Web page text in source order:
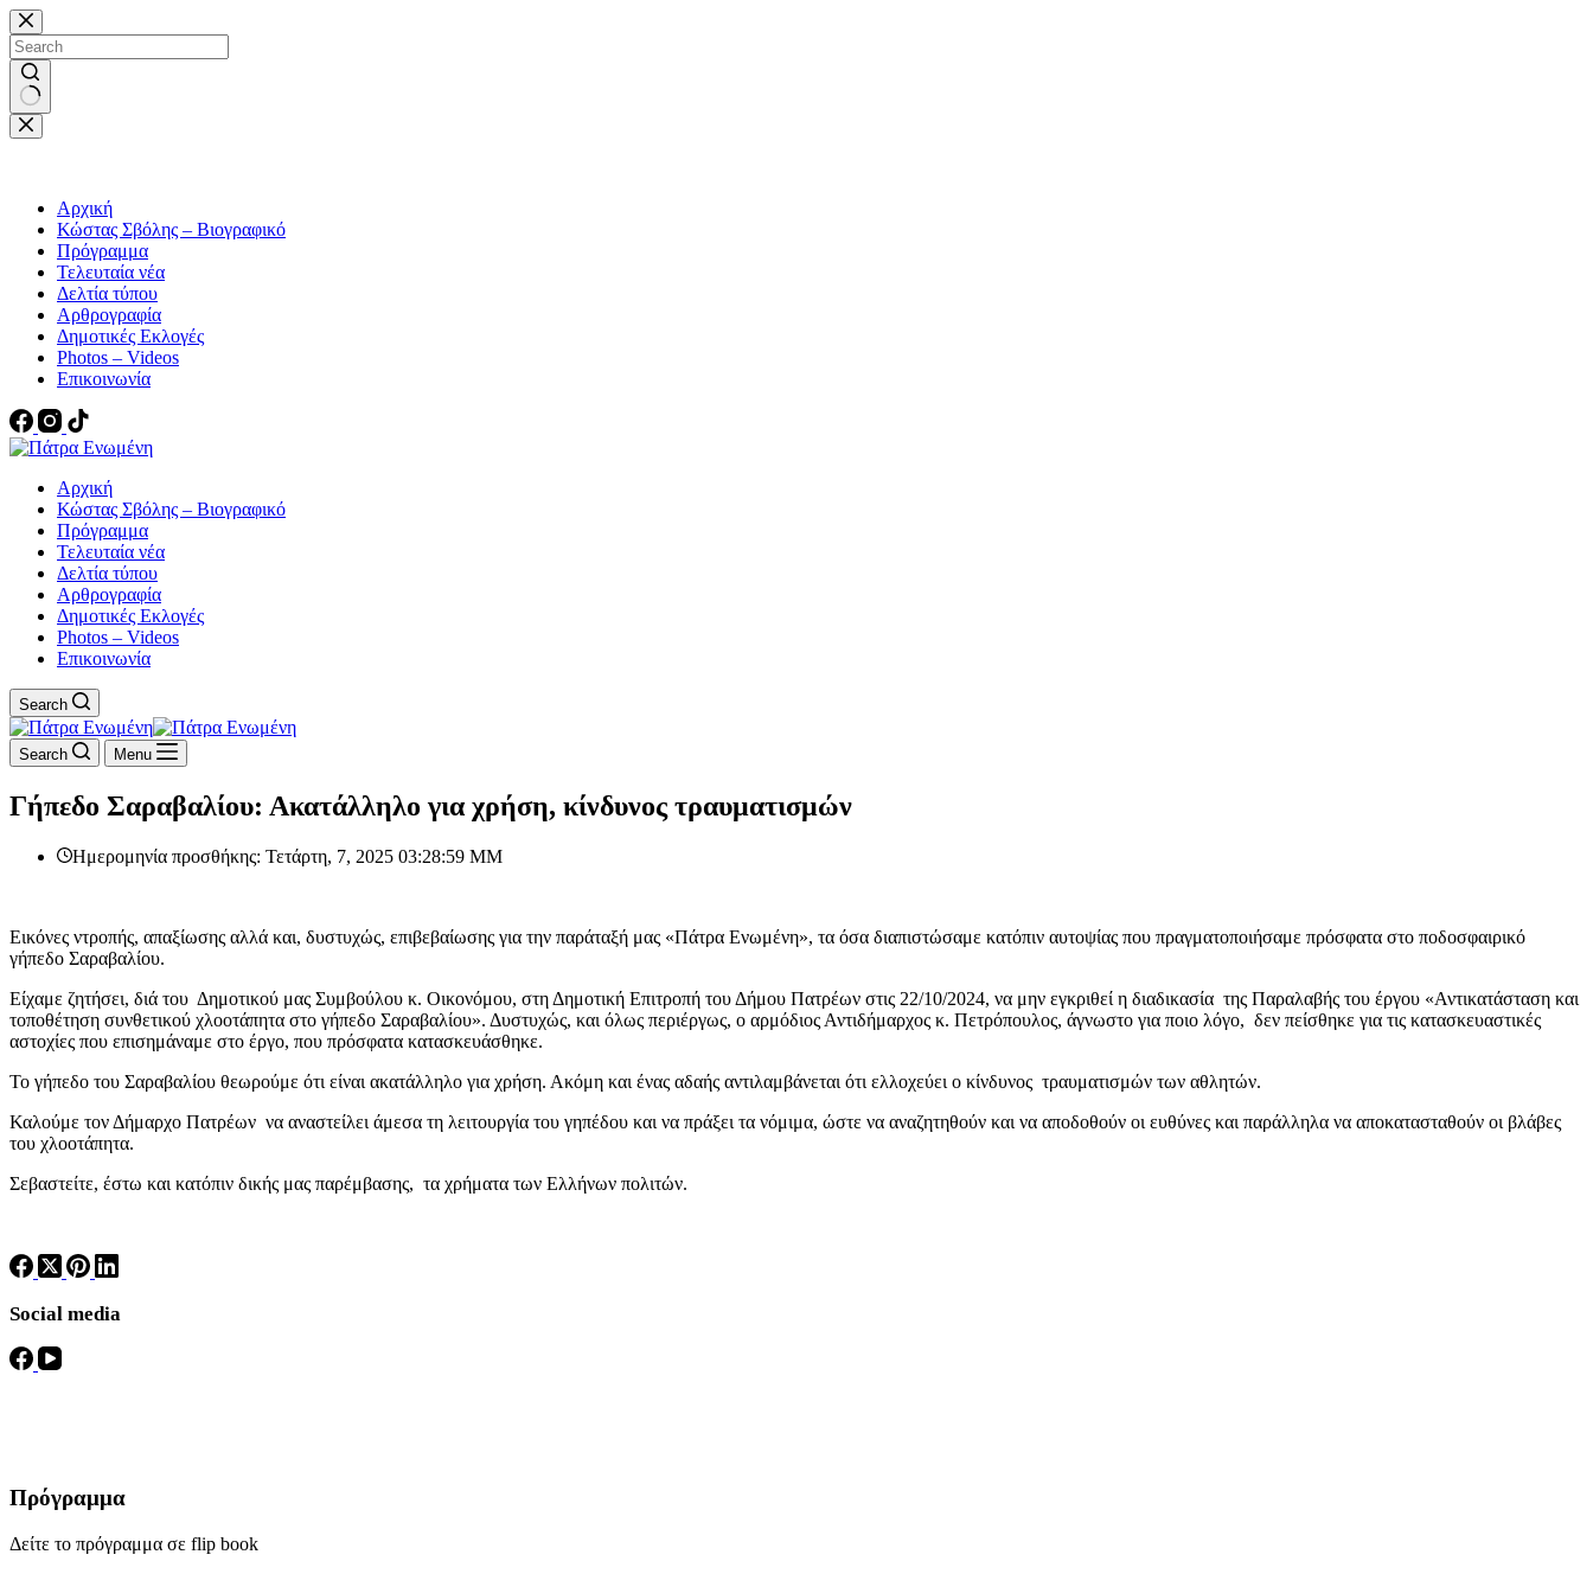
Μετάβαση
στο
περιεχόμενο
No
results
Αρχική
Κώστας Σβόλης – Βιογραφικό
Πρόγραμμα
Τελευταία νέα
Δελτία τύπου
Αρθρογραφία
Δημοτικές Εκλογές
Photos – Videos
Επικοινωνία
Αρχική
Κώστας Σβόλης – Βιογραφικό
Πρόγραμμα
Τελευταία νέα
Δελτία τύπου
Αρθρογραφία
Δημοτικές Εκλογές
Photos – Videos
Επικοινωνία
Search
Search Menu
Γήπεδο Σαραβαλίου: Ακατάλληλο για χρήση, κίνδυνος τραυματισμών
Ημερομηνία προσθήκης: Τετάρτη, 7, 2025 03:28:59 ΜΜ
Εικόνες ντροπής, απαξίωσης αλλά και, δυστυχώς, επιβεβαίωσης για την παράταξή μας «Πάτρα Ενωμένη», τα όσα διαπιστώσαμε κατόπιν αυτοψίας που πραγματοποιήσαμε πρόσφατα στο ποδοσφαιρικό
γήπεδο Σαραβαλίου.
Είχαμε ζητήσει, διά του Δημοτικού μας Συμβούλου κ. Οικονόμου, στη Δημοτική Επιτροπή του Δήμου Πατρέων στις 22/10/2024, να μην εγκριθεί η διαδικασία της Παραλαβής του έργου «Αντικατάσταση και
τοποθέτηση συνθετικού χλοοτάπητα στο γήπεδο Σαραβαλίου». Δυστυχώς, και όλως περιέργως, ο αρμόδιος Αντιδήμαρχος κ. Πετρόπουλος, άγνωστο για ποιο λόγο, δεν πείσθηκε για τις κατασκευαστικές
αστοχίες που επισημάναμε στο έργο, που πρόσφατα κατασκευάσθηκε.
Το γήπεδο του Σαραβαλίου θεωρούμε ότι είναι ακατάλληλο για χρήση. Ακόμη και ένας αδαής αντιλαμβάνεται ότι ελλοχεύει ο κίνδυνος τραυματισμών των αθλητών.
Καλούμε τον Δήμαρχο Πατρέων να αναστείλει άμεσα τη λειτουργία του γηπέδου και να πράξει τα νόμιμα, ώστε να αναζητηθούν και να αποδοθούν οι ευθύνες και παράλληλα να αποκατασταθούν οι βλάβες
του χλοοτάπητα.
Σεβαστείτε, έστω και κατόπιν δικής μας παρέμβασης, τα χρήματα των Ελλήνων πολιτών.
Social media
Πρόγραμμα
Δείτε το πρόγραμμα σε flip book